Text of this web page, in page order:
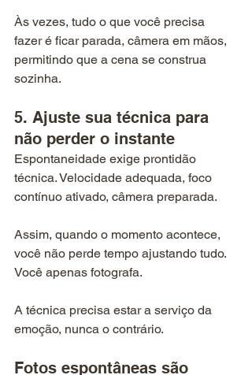
Às vezes, tudo o que você precisa
fazer é ficar parada, câmera em mãos,
permitindo que a cena se construa
sozinha.
5. Ajuste sua técnica para
não perder o instante
Espontaneidade exige prontidão
técnica. Velocidade adequada, foco
contínuo ativado, câmera preparada.
Assim, quando o momento acontece,
você não perde tempo ajustando tudo.
Você apenas fotografa.
A técnica precisa estar a serviço da
emoção, nunca o contrário.
Fotos espontâneas são